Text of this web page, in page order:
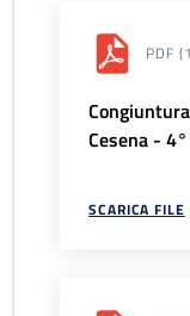
PDF
Cesena -
SCARICA FILE